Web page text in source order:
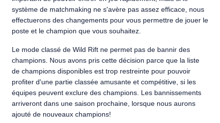
système de matchmaking ne s'avère pas assez efficace, nous
effectuerons des changements pour vous permettre de jouer le
poste et le champion que vous souhaitez.
Le mode classé de Wild Rift ne permet pas de bannir des
champions. Nous avons pris cette décision parce que la liste
de champions disponibles est trop restreinte pour pouvoir
profiter d'une partie classée amusante et compétitive, si les
équipes peuvent exclure des champions. Les bannissements
arriveront dans une saison prochaine, lorsque nous aurons
ajouté de nouveaux champions!